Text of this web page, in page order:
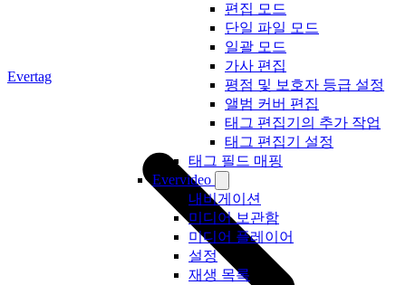
편집 모드
단일 파일 모드
일괄 모드
가사 편집
평점 및 보호자 등급 설정
앨범 커버 편집
태그 편집기의 추가 작업
태그 편집기 설정
태그 필드 매핑
Evervideo
내비게이션
미디어 보관함
미디어 플레이어
설정
재생 목록
Evertag